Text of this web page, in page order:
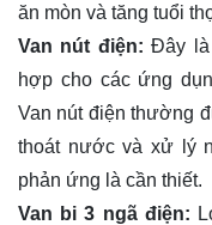
ăn mòn và tăng tuổi
Van nút điện: Đây là
hợp cho các ứng
Van nút điện thường
thoát nước và xử lý
phản ứng là cần thiết.
Van bi 3 ngã điện: